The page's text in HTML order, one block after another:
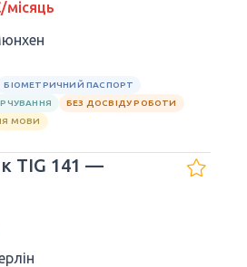
місяць
БІОМЕТРИЧНИЙ ПАСПОРТ
БЕЗ ДОСВІДУ РОБОТИ
МОВИ
TIG 141 —